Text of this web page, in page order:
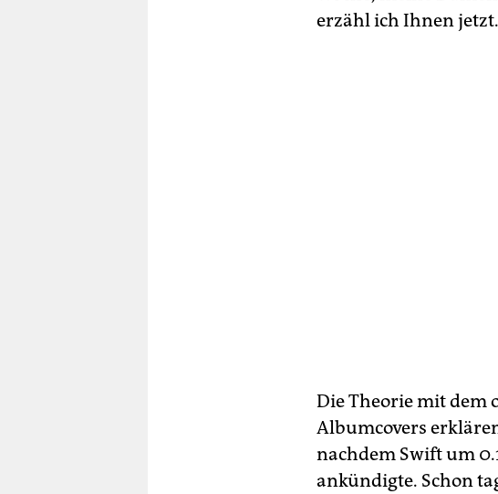
erzähl ich Ihnen
Die Theorie mit dem
Albumcovers
nachdem Swift um
ankündigte. Schon